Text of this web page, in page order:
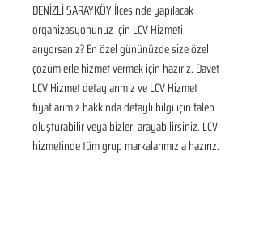
DENİZLİ SARAYKÖY İlçesinde yapılacak
organizasyonunuz için LCV Hizmeti
arıyorsanız? En özel gününüzde size özel
çözümlerle hizmet vermek için hazırız. Davet
LCV Hizmet detaylarımız ve LCV Hizmet
fiyatlarımız hakkında detaylı bilgi için talep
oluşturabilir veya bizleri arayabilirsiniz. LCV
hizmetinde tüm grup markalarımızla hazırız.